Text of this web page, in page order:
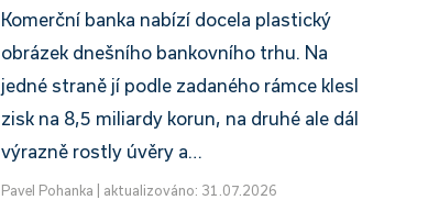
Komerční banka nabízí docela plastický
obrázek dnešního bankovního trhu. Na
jedné straně jí podle zadaného rámce klesl
zisk na 8,5 miliardy korun, na druhé ale dál
výrazně rostly úvěry a…
Pavel Pohanka aktualizováno: 31.07.2026